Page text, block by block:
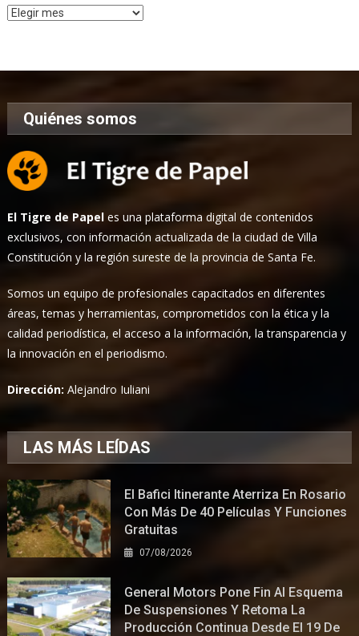
Archivo
Quiénes somos
El Tigre de Papel es una plataforma digital de contenidos
exclusivos, con información actualizada de la ciudad de Villa
Constitución y la región sureste de la provincia de Santa Fe.
Somos un equipo de profesionales capacitados en diferentes
áreas, temas y herramientas, comprometidos con la ética y la
calidad periodística, el acceso a la información, la transparencia y
la innovación en el periodismo.
Dirección:Alejandro Iuliani
LAS MÁS LEÍDAS
El Bafici Itinerante Aterriza En Rosario
Con Más De 40 Películas Y Funciones
Gratuitas
07/08/2026
General Motors Pone Fin Al Esquema
De Suspensiones Y Retoma La
Producción Continua Desde El 19 De